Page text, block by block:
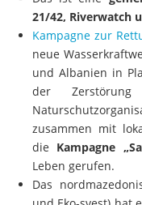
Das ist eine
21/42, Riverwatch
Kampagne zur
neue
und Albanien in
der
zusammen mit
die
Kampagne
Leben gerufen.
Das